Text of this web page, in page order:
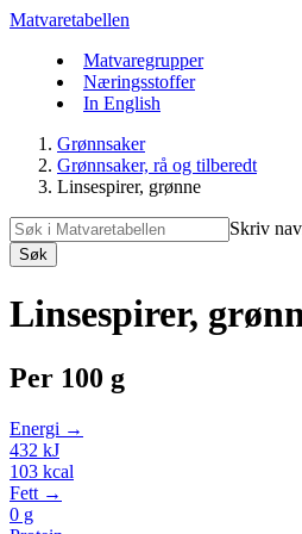
Matvaretabellen
Matvaregrupper
Næringsstoffer
In English
Grønnsaker
Grønnsaker, rå og tilberedt
Linsespirer, grønne
Skriv
Søk
Linsespirer,
Per 100 g
Energi →
432 kJ
103 kcal
Fett →
0 g